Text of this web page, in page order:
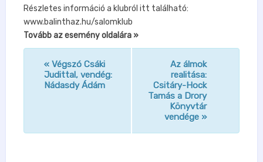
Részletes információ a klubról itt található:
www.balinthaz.hu/salomklub
Tovább az esemény oldalára »
« Végszó Csáki
Judittal, vendég:
Nádasdy Ádám
Az álmok
realitása:
Csitáry-Hock
Tamás a Drory
Könyvtár
vendége »